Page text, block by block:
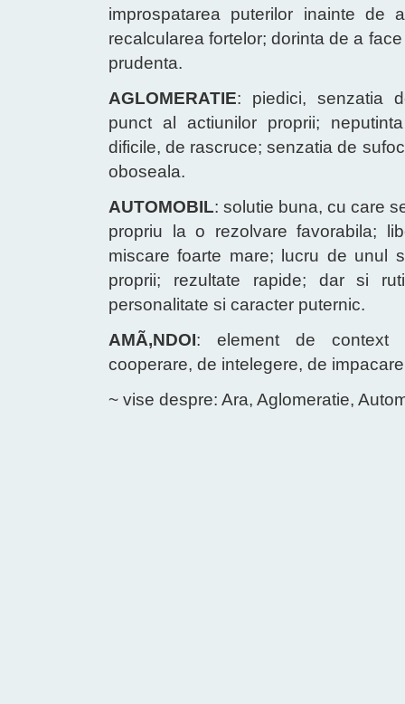
improspatarea puterilor inainte de
recalcularea fortelor; dorinta de a
prudenta.
AGLOMERATIE: piedici, senzatia
punct al actiunilor proprii;
dificile, de rascruce; senzatia de
oboseala.
AUTOMOBIL: solutie buna, cu care
propriu la o rezolvare favorabila;
miscare foarte mare; lucru de unul
proprii; rezultate rapide; dar si
personalitate si caracter puternic.
AMÃ‚NDOI: element de context
cooperare, de intelegere, de
~ vise despre: Ara, Aglomeratie,